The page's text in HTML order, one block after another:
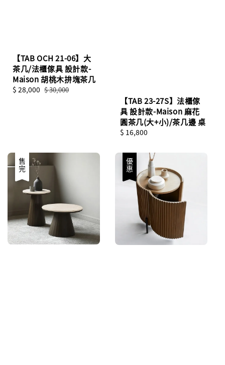
【TAB OCH 21-06】大
茶几/法櫃傢具 設計款-
Maison 胡桃木拚塊茶几
Sale
$ 28,000 Regular
$ 30,000
【TAB 23-27S】法櫃傢
具 設計款-Maison 麻花
圓茶几(大+小)/茶几邊 桌
Regular
$ 16,800
優惠
售完 優惠